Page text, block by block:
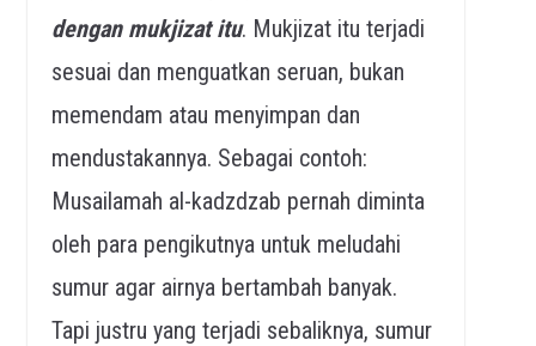
dengan mukjizat itu. Mukjizat itu terjadi
sesuai dan menguatkan seruan, bukan
memendam atau menyimpan dan
mendustakannya. Sebagai contoh:
Musailamah al-kadzdzab pernah diminta
oleh para pengikutnya untuk meludahi
sumur agar airnya bertambah banyak.
Tapi justru yang terjadi sebaliknya, sumur